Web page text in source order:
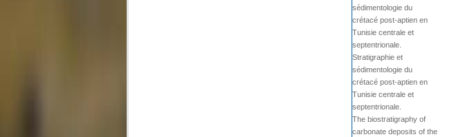
sédimentologie du
crétacé post-aptien en
Tunisie centrale et
septentrionale.
Stratigraphie et
sédimentologie du
crétacé post-aptien en
Tunisie centrale et
septentrionale.
The biostratigraphy of
carbonate deposits of the